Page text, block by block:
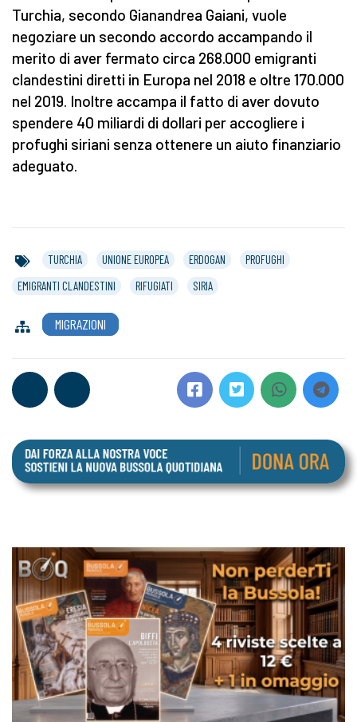
Turchia, secondo Gianandrea Gaiani, vuole
negoziare un secondo accordo accampando il
merito di aver fermato circa 268.000 emigranti
clandestini diretti in Europa nel 2018 e oltre 170.000
nel 2019. Inoltre accampa il fatto di aver dovuto
spendere 40 miliardi di dollari per accogliere i
profughi siriani senza ottenere un aiuto finanziario
adeguato.
TURCHIA UNIONE EUROPEA ERDOGAN
PROFUGHI
EMIGRANTI CLANDESTINI
RIFUGIATI SIRIA
MIGRAZIONI